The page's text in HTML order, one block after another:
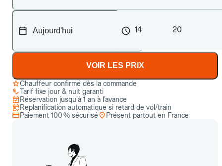
14 20
VOIR LES PRIX
Chauffeur confirmé dès la commande
Tarif fixe jour & nuit garanti
Réservation jusqu’à 1 an à l’avance
Replanification automatique si retard de vol/train
Paiement 100 % sécurisé
Présent partout en France